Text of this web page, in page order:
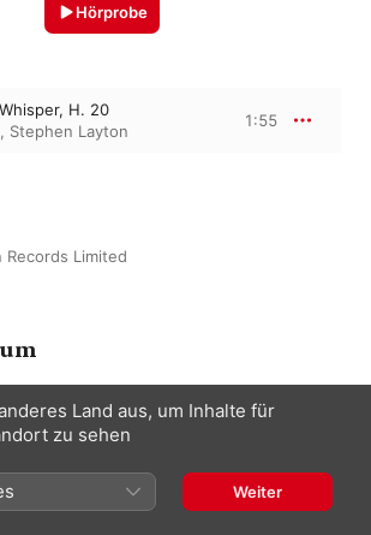
Hörprobe
H. 20
, Stephen Layton
1:55
Limited
Holst: This Have I Done for My
Holst Singers,Stephen Layton
Land aus, um Inhalte für
zu sehen
Weiter